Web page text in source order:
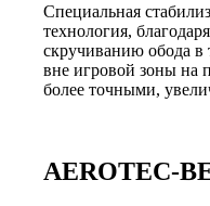
Специальная
технология,
скручиванию обода в
вне игровой зоны на
более точными,
AEROTEC-